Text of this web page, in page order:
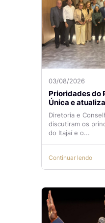
03/08/2026
Prioridades do
Única e
Aeroporto de
temas de
Diretoria e
discutiram os
do Itajaí e o...
Continuar lendo